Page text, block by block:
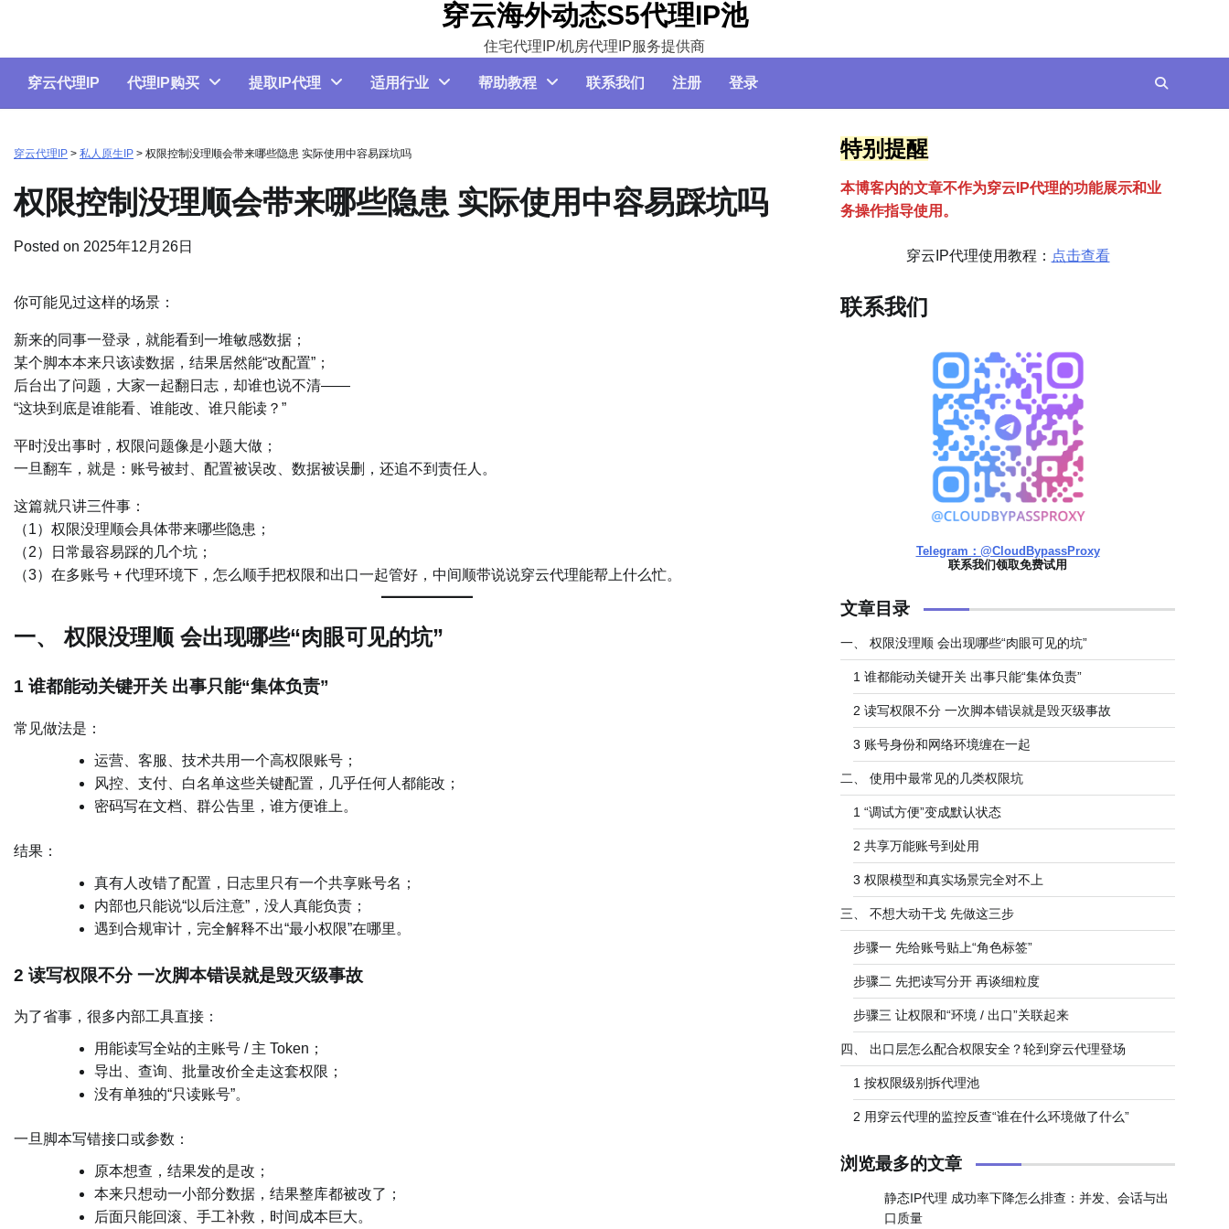
content
穿云海外动态S5代理IP池
住宅代理IP/机房代理IP服务提供商
穿云代理IP 代理IP购买 提取IP代理 适用行业 帮助教程 联系我们 注册 登录
穿云代理IP > 私人原生IP > 权限控制没理顺会带来哪些隐患 实际使用中容易踩坑吗
权限控制没理顺会带来哪些隐患 实际使用中容易踩坑吗
Posted on 2025年12月26日
你可能见过这样的场景：
新来的同事一登录，就能看到一堆敏感数据；
某个脚本本来只该读数据，结果居然能“改配置”；
后台出了问题，大家一起翻日志，却谁也说不清——
“这块到底是谁能看、谁能改、谁只能读？”
平时没出事时，权限问题像是小题大做；
一旦翻车，就是：账号被封、配置被误改、数据被误删，还追不到责任人。
这篇就只讲三件事：
（1）权限没理顺会具体带来哪些隐患；
（2）日常最容易踩的几个坑；
（3）在多账号 + 代理环境下，怎么顺手把权限和出口一起管好，中间顺带说说穿云代理能帮上什么忙。
一、 权限没理顺 会出现哪些“肉眼可见的坑”
1 谁都能动关键开关 出事只能“集体负责”
常见做法是：
运营、客服、技术共用一个高权限账号；
风控、支付、白名单这些关键配置，几乎任何人都能改；
密码写在文档、群公告里，谁方便谁上。
结果：
真有人改错了配置，日志里只有一个共享账号名；
内部也只能说“以后注意”，没人真能负责；
遇到合规审计，完全解释不出“最小权限”在哪里。
2 读写权限不分 一次脚本错误就是毁灭级事故
为了省事，很多内部工具直接：
用能读写全站的主账号 / 主 Token；
导出、查询、批量改价全走这套权限；
没有单独的“只读账号”。
一旦脚本写错接口或参数：
原本想查，结果发的是改；
本来只想动一小部分数据，结果整库都被改了；
后面只能回滚、手工补救，时间成本巨大。
特别提醒
本博客内的文章不作为穿云 P代理的功能展示和业
务操作指导使用。
穿云IP代理使用教程： 点击查看
联系我们
Telegram：@CloudBypassProxy
联系我们领取免费试用
文章目录
一、 权限没理顺 会出现哪些“肉眼可见的坑”
1 谁都能动关键开关 出事只能“集体负责”
2 读写权限不分 一次脚本错误就是毁灭级事故
3 账号身份和网络环境缠在一起
二、 使用中最常见的几类权限坑
1 “调试方便”变成默认状态
2 共享万能账号到处用
3 权限模型和真实场景完全对不上
三、 不想大动干戈 先做这三步
步骤一 先给账号贴上“角色标签”
步骤二 先把读写分开 再谈细粒度
步骤三 让权限和“环境 / 出口”关联起来
四、 出口层怎么配合权限安全？轮到穿云代理登场
1 按权限级别拆代理池
2 用穿云代理的监控反查“谁在什么环境做了什么”
浏览最多的文章
静态IP代理 成功率下降怎么排查：并发、会话与出
口质量